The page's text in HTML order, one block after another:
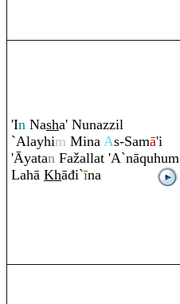
'In Nasha' Nunazzil
`Alayhim Mina As-Samā'i
'Āyatan Fažallat 'A`nāquhum
Lahā Khāđi`īna